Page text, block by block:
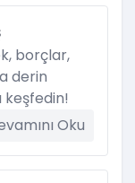
borçlar,
derin
keşfedin!
Oku